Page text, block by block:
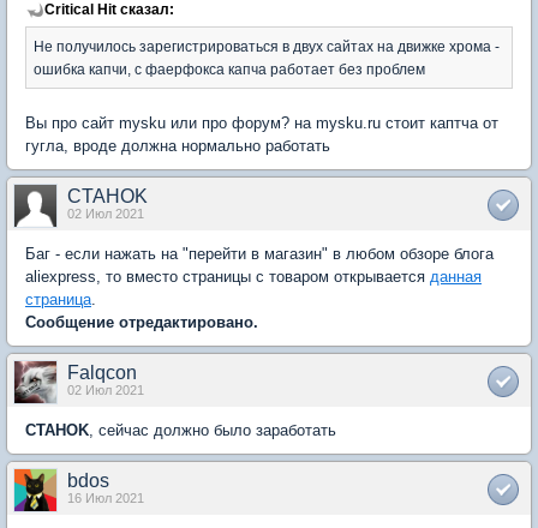
Critical Hit сказал:
Не получилось зарегистрироваться в двух сайтах на движке хрома -
ошибка капчи, с фаерфокса капча работает без проблем
Вы про сайт mysku или про форум? на mysku.ru стоит каптча от
гугла, вроде должна нормально работать
CTAHOK
02 Июл 2021
Баг - если нажать на "перейти в магазин" в любом обзоре блога
aliexpress, то вместо страницы с товаром открывается данная
страница.
Сообщение отредактировано.
Falqcon
02 Июл 2021
CTAHOK, сейчас должно было заработать
bdos
16 Июл 2021